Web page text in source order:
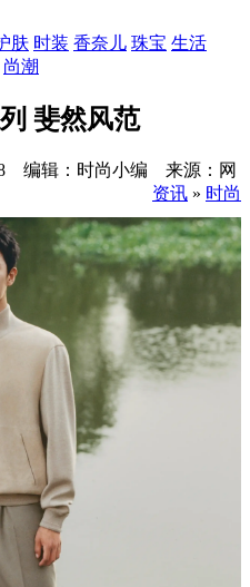
肤 时装 香奈儿 珠宝 生活
尚潮
斐然风范
编辑：时尚小编 来源：网
资讯 » 时尚